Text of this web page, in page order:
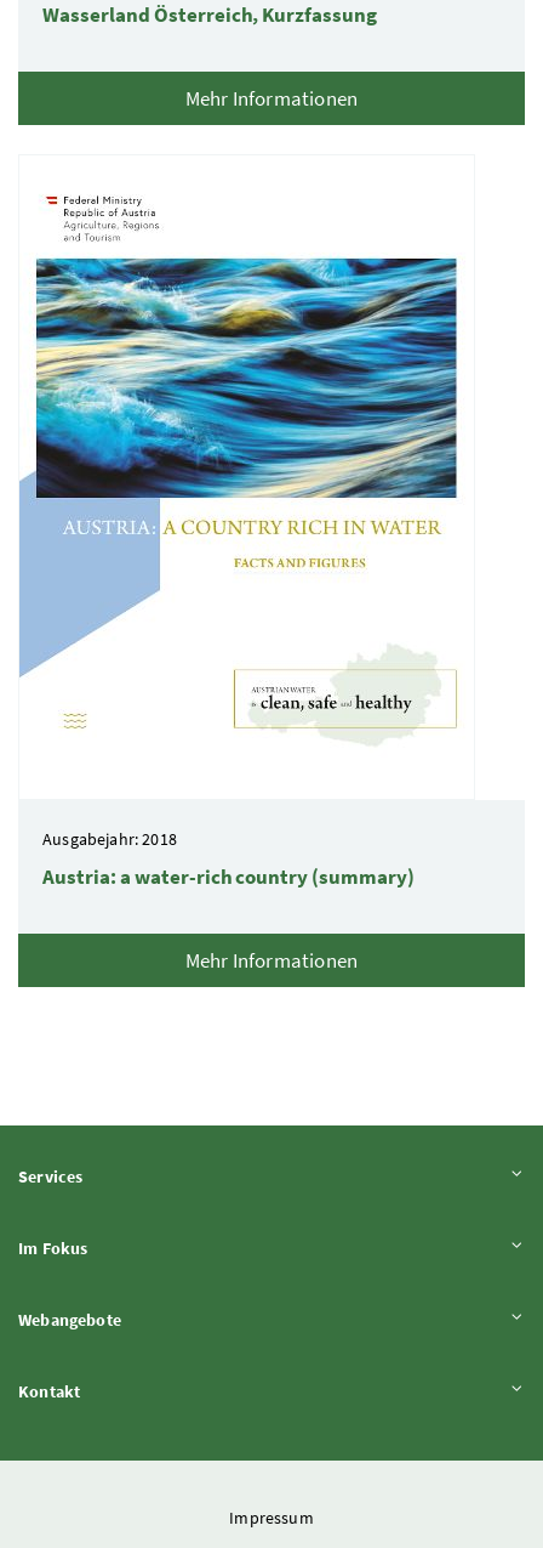
Wasserland Österreich, Kurzfassung
Mehr Informationen
Ausgabejahr: 2018
Austria: a water-rich country (summary)
Mehr Informationen
ServicesInhalt aufklappen
Im FokusInhalt aufklappen
WebangeboteInhalt aufklappen
KontaktInhalt aufklappen
Impressum